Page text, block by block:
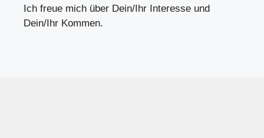
Ich freue mich über Dein/Ihr Interesse und
Dein/Ihr Kommen.